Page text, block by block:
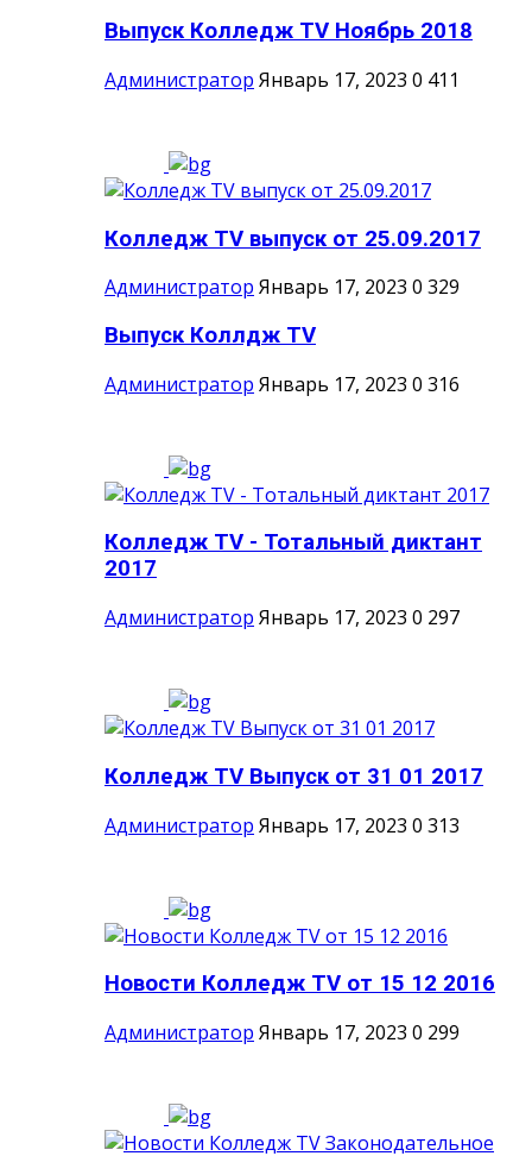
Выпуск Колледж TV Ноябрь 2018
Администратор Январь 17, 2023 0 411
Колледж TV выпуск от 25.09.2017
Администратор Январь 17, 2023 0 329
Выпуск Коллдж TV
Администратор Январь 17, 2023 0 316
Колледж TV - Тотальный диктант
2017
Администратор Январь 17, 2023 0 297
Колледж TV Выпуск от 31 01 2017
Администратор Январь 17, 2023 0 313
Новости Колледж TV от 15 12 2016
Администратор Январь 17, 2023 0 299